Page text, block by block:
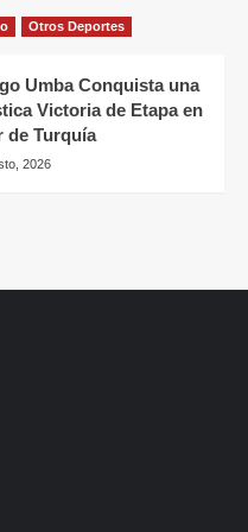
Otros Deportes
Umba Conquista una
Victoria de Etapa en
de Turquía
2026